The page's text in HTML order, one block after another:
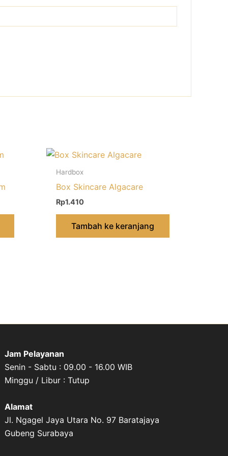
Hardbox
Box Skincare Algacare
Rp1.410
Tambah ke keranjang
Jam Pelayanan
Senin - Sabtu : 09.00 - 16.00 WIB
Minggu / Libur : Tutup
Alamat
Jl. Ngagel Jaya Utara No. 97 Baratajaya
Gubeng Surabaya